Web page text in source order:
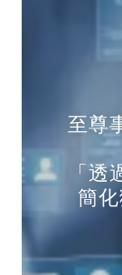
至尊
「
簡